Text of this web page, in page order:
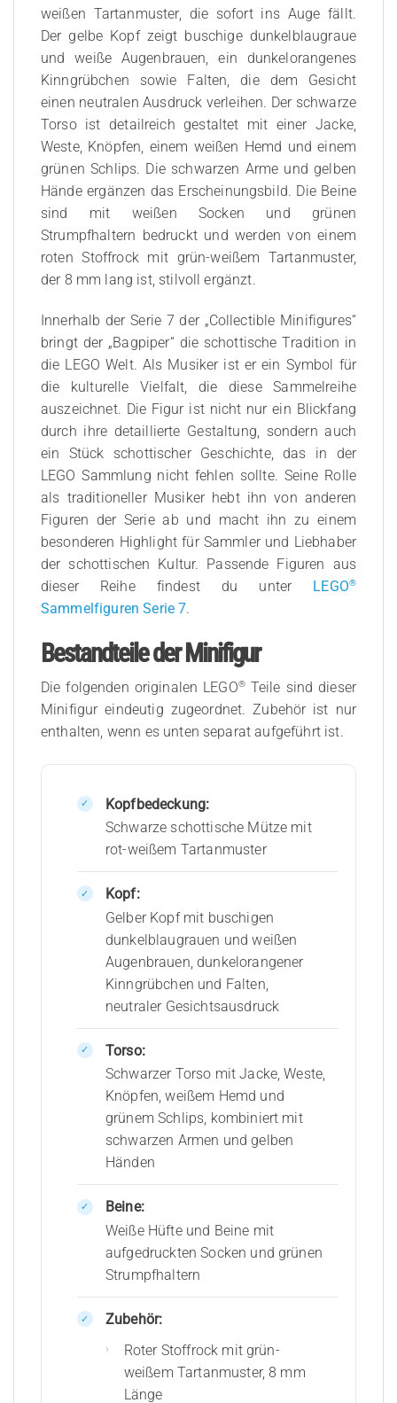
weißen Tartanmuster, die sofort ins Auge fällt.
Der gelbe Kopf zeigt buschige dunkelblaugraue
und weiße Augenbrauen, ein dunkelorangenes
Kinngrübchen sowie Falten, die dem Gesicht
einen neutralen Ausdruck verleihen. Der schwarze
Torso ist detailreich gestaltet mit einer Jacke,
Weste, Knöpfen, einem weißen Hemd und einem
grünen Schlips. Die schwarzen Arme und gelben
Hände ergänzen das Erscheinungsbild. Die Beine
sind mit weißen Socken und grünen
Strumpfhaltern bedruckt und werden von einem
roten Stoffrock mit grün-weißem Tartanmuster,
der 8 mm lang ist, stilvoll ergänzt.
Innerhalb der Serie 7 der „Collectible Minifigures“
bringt der „Bagpiper“ die schottische Tradition in
die LEGO Welt. Als Musiker ist er ein Symbol für
die kulturelle Vielfalt, die diese Sammelreihe
auszeichnet. Die Figur ist nicht nur ein Blickfang
durch ihre detaillierte Gestaltung, sondern auch
ein Stück schottischer Geschichte, das in der
LEGO Sammlung nicht fehlen sollte. Seine Rolle
als traditioneller Musiker hebt ihn von anderen
Figuren der Serie ab und macht ihn zu einem
besonderen Highlight für Sammler und Liebhaber
der schottischen Kultur. Passende Figuren aus
dieser Reihe findest du unter LEGO®
Sammelfiguren Serie 7.
Bestandteile der Minifigur
Die folgenden originalen LEGO®Teile sind dieser
Minifigur eindeutig zugeordnet. Zubehör ist nur
enthalten, wenn es unten separat aufgeführt ist.
Kopfbedeckung:
Schwarze schottische Mütze mit
rot-weißem Tartanmuster
Kopf:
Gelber Kopf mit buschigen
dunkelblaugrauen und weißen
Augenbrauen, dunkelorangener
Kinngrübchen und Falten,
neutraler Gesichtsausdruck
Torso:
Schwarzer Torso mit Jacke, Weste,
Knöpfen, weißem Hemd und
grünem Schlips, kombiniert mit
schwarzen Armen und gelben
Händen
Beine:
Weiße Hüfte und Beine mit
aufgedruckten Socken und grünen
Strumpfhaltern
Zubehör:
Roter Stoffrock mit grün-
weißem Tartanmuster, 8 mm
Länge